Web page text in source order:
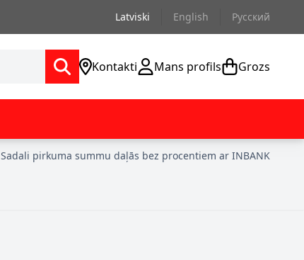
Latviski English Русский
Kontakti Mans profils Grozs
Sadali pirkuma summu daļās bez procentiem ar INBANK